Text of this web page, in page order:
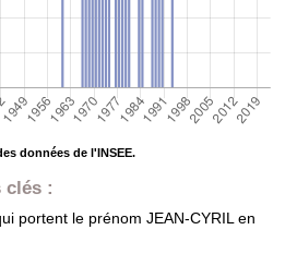
données de l'INSEE.
clés :
portent le prénom JEAN-CYRILen